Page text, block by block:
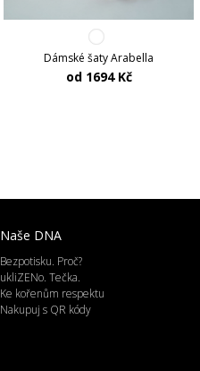
Dámské šaty Arabella
od 1694 Kč
Naše DNA
Bezpotisku. Proč?
ukliZENo. Tečka.
Ke kořenům respektu
Nakupuj s QR kódy